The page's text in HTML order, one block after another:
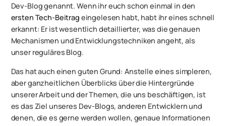
Dev-Blog genannt. Wenn ihr euch schon einmal in den
ersten Tech-Beitrag eingelesen habt, habt ihr eines schnell
erkannt: Er ist wesentlich detaillierter, was die genauen
Mechanismen und Entwicklungstechniken angeht, als
unser reguläres Blog.
Das hat auch einen guten Grund: Anstelle eines simpleren,
aber ganzheitlichen Überblicks über die Hintergründe
unserer Arbeit und der Themen, die uns beschäftigen, ist
es das Ziel unseres Dev-Blogs, anderen Entwicklern und
denen, die es gerne werden wollen, genaue Informationen